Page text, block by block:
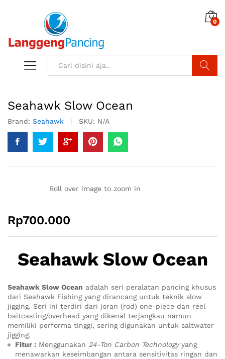
0
Seahawk Slow Ocean
Brand: Seahawk SKU: N/A
Roll over image to zoom in
Rp700.000
Seahawk Slow Ocean
Seahawk Slow Ocean adalah seri peralatan pancing khusus
dari Seahawk Fishing yang dirancang untuk teknik slow
jigging. Seri ini terdiri dari joran (rod) one-piece dan reel
baitcasting/overhead yang dikenal terjangkau namun
memiliki performa tinggi, sering digunakan untuk saltwater
jigging.
Fitur : Menggunakan 24-Ton Carbon Technologyyang
menawarkan keseimbangan antara sensitivitas ringan dan